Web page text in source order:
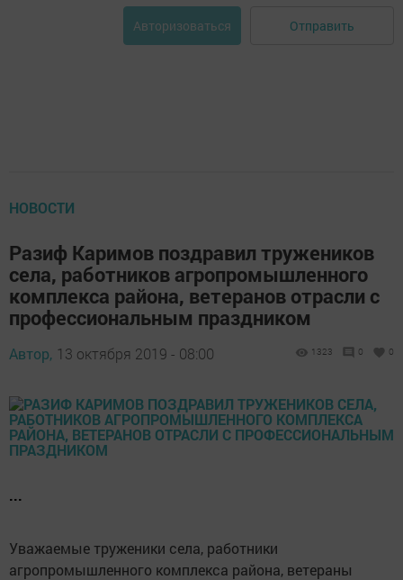
Авторизоваться Отправить
НОВОСТИ
Разиф Каримов поздравил тружеников
села, работников агропромышленного
комплекса района, ветеранов отрасли с
профессиональным праздником
Автор, 13 октября 2019 - 08:00 1323 0 0
...
Уважаемые труженики села, работники
агропромышленного комплекса района, ветераны